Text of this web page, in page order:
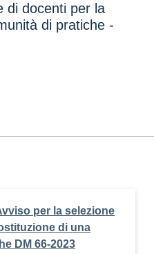
di docenti per la
di pratiche -
per la selezione
di una
DM 66-2023